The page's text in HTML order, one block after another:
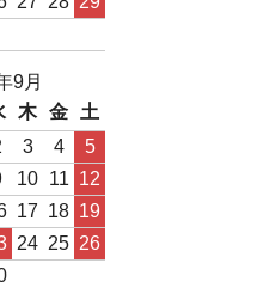
9月
木 金
土
3 4
5
10 11 12
17 18 19
24 25 26